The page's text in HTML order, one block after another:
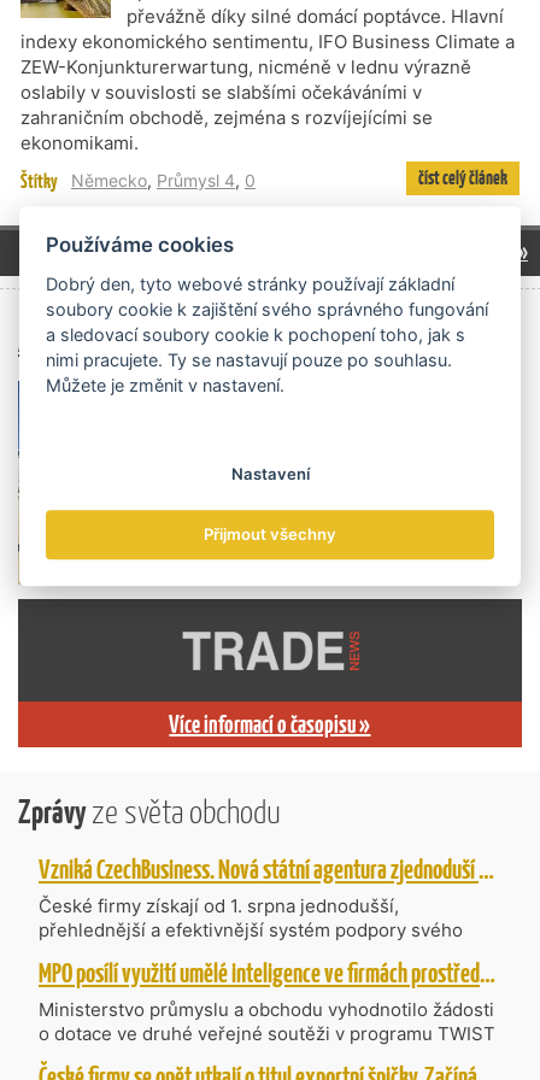
převážně díky silné domácí poptávce. Hlavní
indexy ekonomického sentimentu, IFO Business Climate a
ZEW-Konjunkturerwartung, nicméně v lednu výrazně
oslabily v souvislosti se slabšími očekáváními v
zahraničním obchodě, zejména s rozvíjejícími se
ekonomikami.
Štítky Německo, Průmysl 4, 0 číst celý článek
další »
Archiv čísel
Více informací o časopisu »
Zprávyze světa obchodu
Vzniká CzechBusiness. Nová státní agentura zjednoduší podporu českých firem
České firmy získají od 1. srpna jednodušší,
přehlednější a efektivnější systém podpory svého
CzechBusiness, která propojuje dosavadní
kompetence agentur CzechTrade a CzechInvest.
Firmám nabídne jednoho partnera pro rozvoj od
inovací až po zahraniční expanzi.
MPO posílí využití umělé inteligence ve firmách prostřednictvím 40 projektů z programu TWIST
Ministerstvo průmyslu a obchodu vyhodnotilo žádosti
o dotace ve druhé veřejné soutěži v programu TWIST
– Transfer, Výzkum, Vývoj a Inovace pro Strategické
Používáme cookies
Dobrý den, tyto webové stránky používají základní
soubory cookie k zajištění svého správného fungování
a sledovací soubory cookie k pochopení toho, jak s
nimi pracujete. Ty se nastavují pouze po souhlasu.
Můžete je změnit v nastavení.
Nastavení
Přijmout všechny